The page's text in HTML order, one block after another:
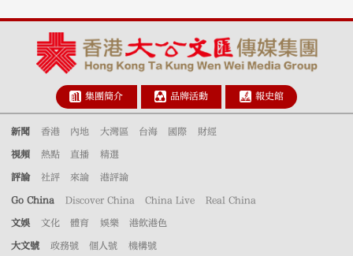
集團簡介 品牌活動 報史館
新聞 香港 內地 大灣區 台海 國際 財經
視頻 熱點 直播 精選
評論 社評 來論 港評論
Go China Discover China China Live Real China
文娛 文化 體育 娛樂 港飲港色
大文號 政務號 個人號 機構號